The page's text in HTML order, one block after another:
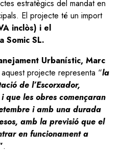
estratègics del mandat en
El projecte té un import
inclòs) i el
Somic SL.
Urbanístic, Marc
projecte representa “la
de l’Escorxador,
les obres començaran
i amb una durada
amb la previsió que el
en funcionament a
.